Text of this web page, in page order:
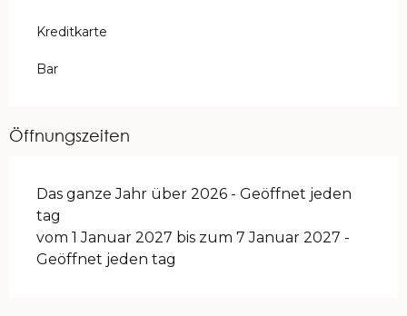
Kreditkarte
Bar
Öffnungszeiten
Das ganze Jahr über 2026 - Geöffnet jeden
tag
vom 1 Januar 2027 bis zum 7 Januar 2027 -
Geöffnet jeden tag